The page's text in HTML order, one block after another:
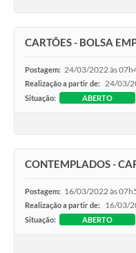
CARTÕES - BOLSA
Postagem: 24/03/2022 às
Realização a partir de: 24/03/
Situação: ABERTO
CONTEMPLADOS -
Postagem: 16/03/2022 às
Realização a partir de: 16/03/
Situação: ABERTO